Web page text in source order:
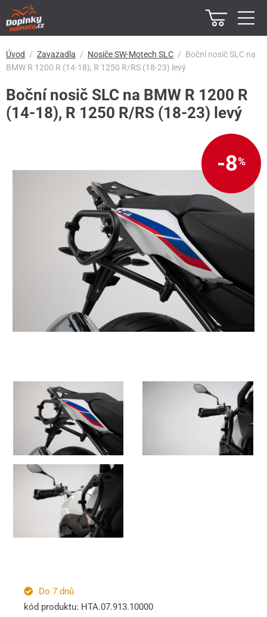
Úvod Zavazadla Nosiče SW-Motech SLC
Boční nosič SLC na
BMW R 1200 R (14-18), R 1250 R/RS (18-23) levý
Boční nosič SLC na BMW R 1200 R
(14-18), R 1250 R/RS (18-23) levý
-8%
Do 7 dnů
kód produktu: HTA.07.913.10000